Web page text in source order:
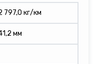
797,0 кг/км
мм